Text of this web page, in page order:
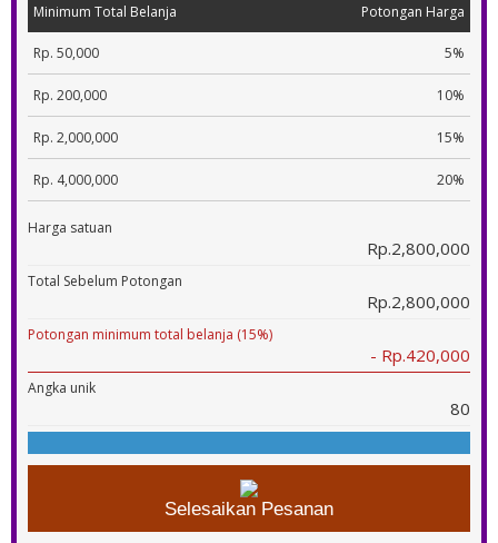
Minimum Total Belanja Potongan Harga
Rp. 50,000 5%
Rp. 200,000 10%
Rp. 2,000,000 15%
Rp. 4,000,000 20%
Harga satuan
Rp.2,800,000
Total Sebelum Potongan
Rp.2,800,000
Potongan minimum total belanja (15%)
- Rp.420,000
Angka unik
80
Selesaikan Pesanan